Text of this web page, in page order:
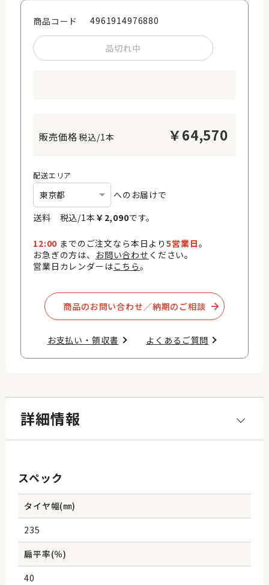
商品コード 4961914976880
品切れ中
税込/1本 ￥64,570
配送エリア
へのお届けで
送料 税込/1本 ￥ 2,090です。
12:00 までのご注文なら本日より5営業日。
お急ぎの方は、 お問い合わせ ください。
営業日カレンダーはこちら。
商品のお問い合わせ／納期のご相談​
お支払い・領収書​ よくあるご質問​
詳細情報
スペック
タイヤ幅(㎜)
235
扁平率(％)
40